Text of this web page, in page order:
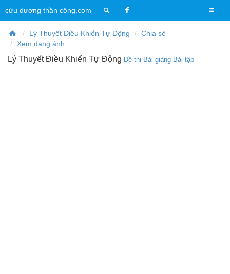
T
o
cửu dương thần công.com
Lý Thuyết Điều Khiển Tự Động
Chia sẻ
Xem dạng ảnh
Lý Thuyết Điều Khiển Tự Động Đề thi Bài giảng Bài tập